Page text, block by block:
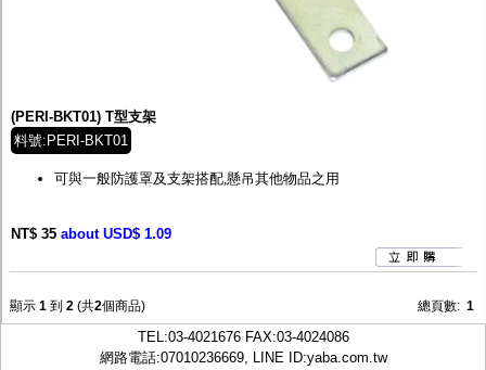
(PERI-BKT01) T型支架
料號:PERI-BKT01
可與一般防護罩及支架搭配,懸吊其他物品之用
NT$ 35 about USD$ 1.09
顯示 1 到 2 (共2個商品) 總頁數: 1
TEL:03-4021676FAX:03-4024086
網路電話:07010236669, LINE ID:yaba.com.tw